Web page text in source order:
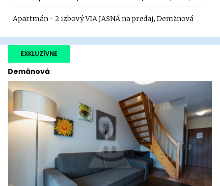
Apartmán - 2 izbový VIA JASNÁ na predaj, Demänová
Demänová
EXKLUZÍVNE